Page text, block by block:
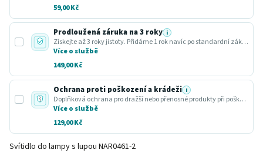
59,00 Kč
Prodloužená záruka na 3 roky i
Získejte až 3 roky jistoty. Přidáme 1 rok navíc po standardní zákonné lhůtě.
Více o službě
149,00 Kč
Ochrana proti poškození a krádeži i
Doplňková ochrana pro dražší nebo přenosné produkty při poškození nebo krádeži.
Více o službě
129,00 Kč
Svítidlo do lampy s lupou NAR0461-2